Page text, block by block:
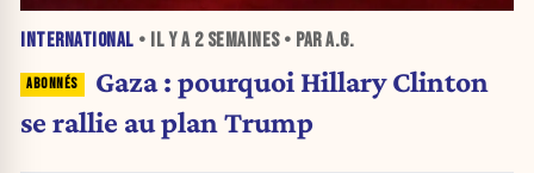
INTERNATIONAL • IL Y A 2 SEMAINES• PAR A.G.
Gaza : pourquoi Hillary Clinton
se rallie au plan Trump